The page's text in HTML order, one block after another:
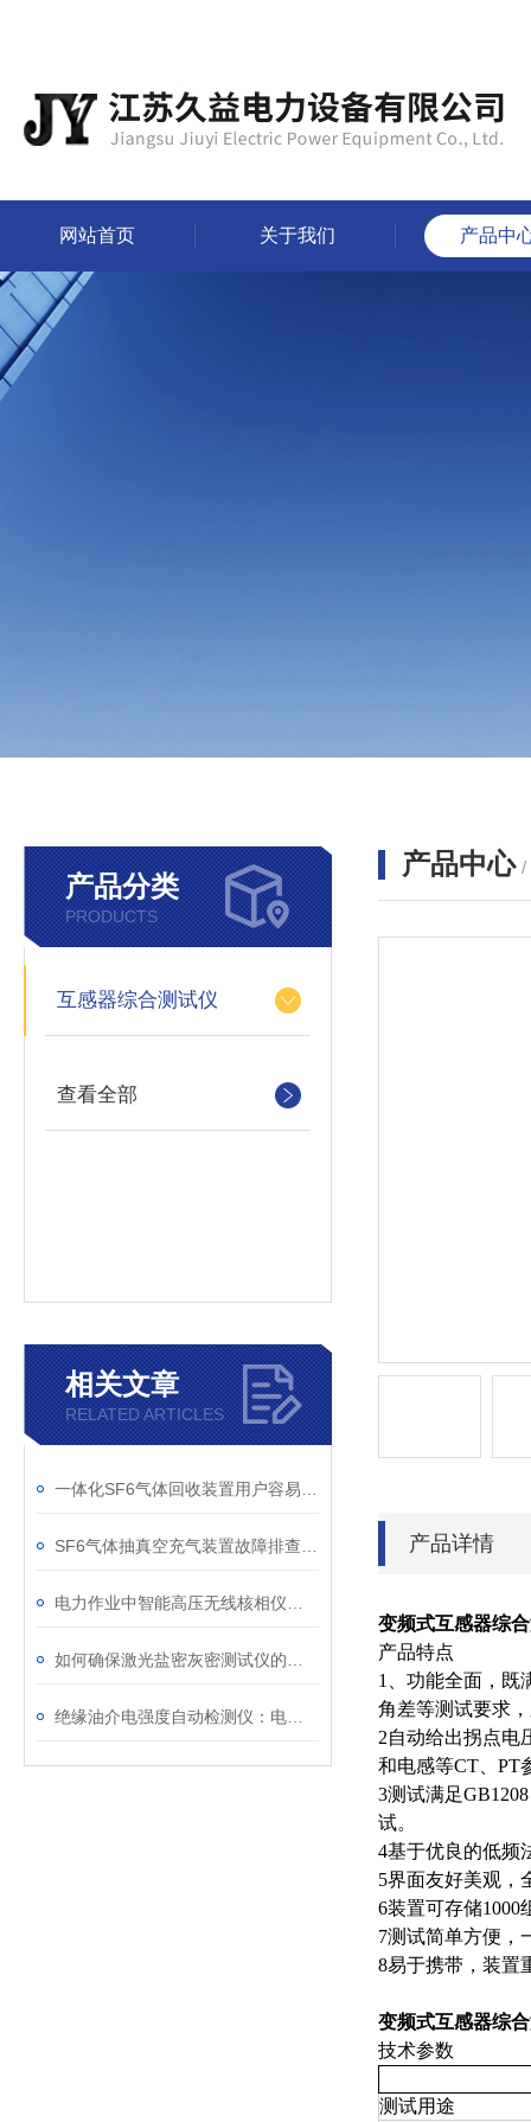
网站首页 关于我们 产品中
产品分类
PRODUCTS
互感器综合测试仪
查看全部
相关文章
RELATED ARTICLES
产品中心 /
产品详情
变频式互感器综
产品特点
1、功能全面，既
角差等测试要求
2自动给出拐点电
和电感等CT、PT
3测试满足
试。
4基于优良的低频
5界面友好美观，
6装置可存储1000
7测试简单方便，
8易于携带，装置
变频式互感器综
技术参数
测试用途